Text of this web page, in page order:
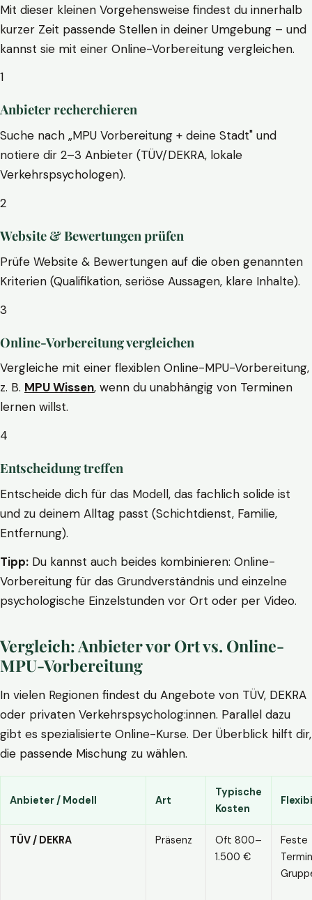
Mit dieser kleinen Vorgehensweise findest du innerhalb
kurzer Zeit passende Stellen in deiner Umgebung – und
kannst sie mit einer Online-Vorbereitung vergleichen.
1
Anbieter recherchieren
Suche nach „MPU Vorbereitung + deine Stadt" und
notiere dir 2–3 Anbieter (TÜV/DEKRA, lokale
Verkehrspsychologen).
2
Website & Bewertungen prüfen
Prüfe Website & Bewertungen auf die oben genannten
Kriterien (Qualifikation, seriöse Aussagen, klare Inhalte).
3
Online-Vorbereitung vergleichen
Vergleiche mit einer flexiblen Online-MPU-Vorbereitung,
z. B. MPU Wissen, wenn du unabhängig von Terminen
lernen willst.
4
Entscheidung treffen
Entscheide dich für das Modell, das fachlich solide ist
und zu deinem Alltag passt (Schichtdienst, Familie,
Entfernung).
Tipp: Du kannst auch beides kombinieren: Online-
Vorbereitung für das Grundverständnis und einzelne
psychologische Einzelstunden vor Ort oder per Video.
Vergleich: Anbieter vor Ort vs. Online-
MPU-Vorbereitung
In vielen Regionen findest du Angebote von TÜV, DEKRA
oder privaten Verkehrspsycholog:innen. Parallel dazu
gibt es spezialisierte Online-Kurse. Der Überblick hilft dir,
die passende Mischung zu wählen.
Anbieter / Modell Art
Typische
Kosten
TÜV / DEKRA Präsenz
Oft 800–
1.500 €
Feste